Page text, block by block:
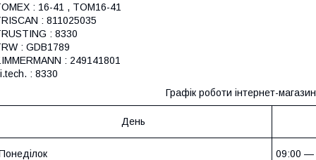
: 16-41 , TOM16-41
: 811025035
: 8330
: GDB1789
: 249141801
: 8330
Графік роботи інтернет-
День
09:00 —